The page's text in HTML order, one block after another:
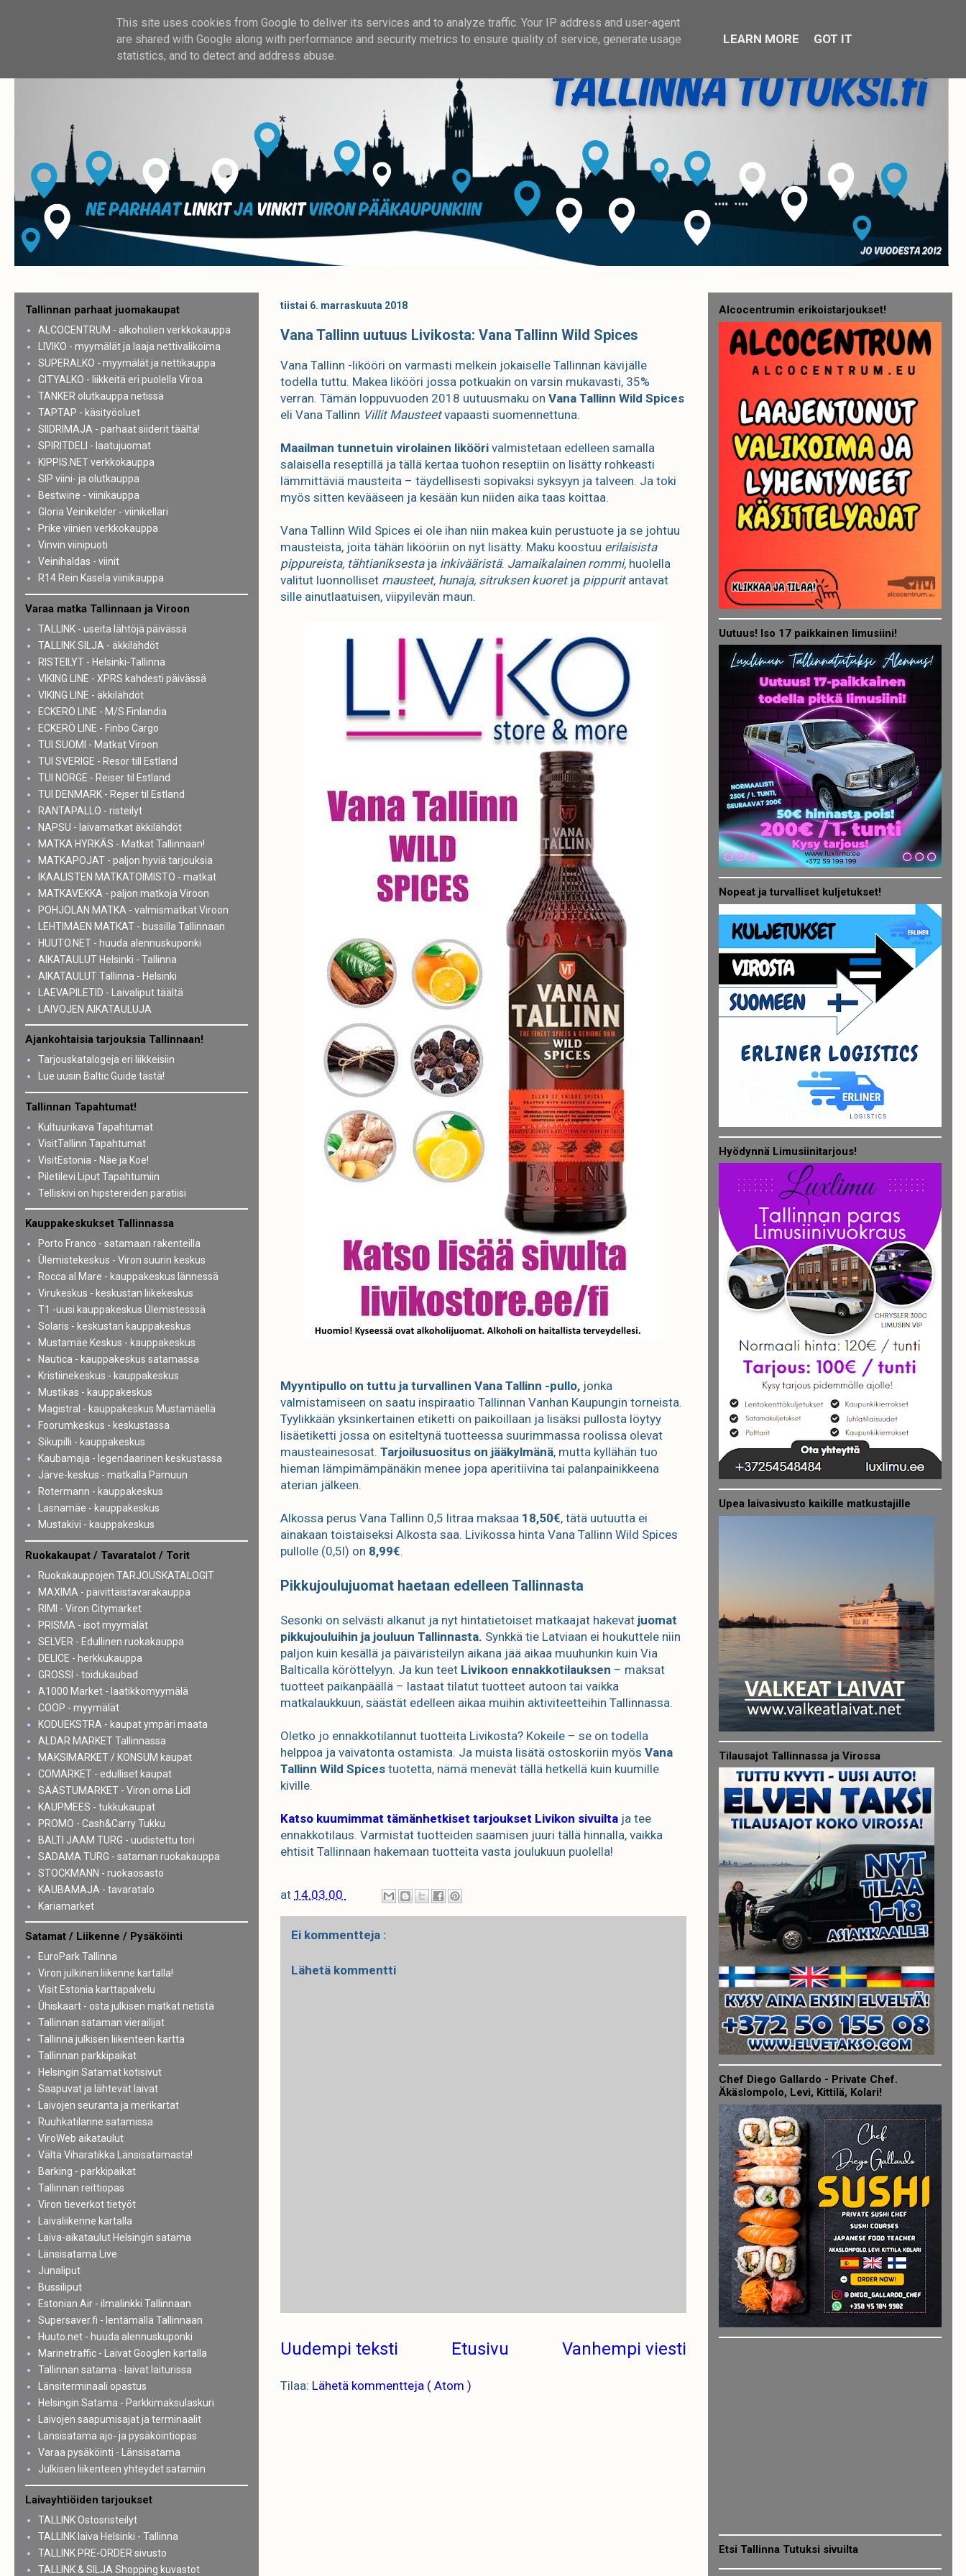
tiistai 6. marraskuuta 2018
Vana Tallinn uutuus Livikosta: Vana Tallinn Wild Spices
Vana Tallinn -likööri on varmasti melkein jokaiselle Tallinnan kävijälle
todella tuttu. Makea likööri jossa potkuakin on varsin mukavasti, 35%
verran. Tämän loppuvuoden 2018 uutuusmaku on Vana Tallinn Wild Spices
eli Vana Tallinn Villit Mausteetvapaasti suomennettuna.
Maailman tunnetuin virolainen likööri valmistetaan edelleen samalla
salaisella reseptillä ja tällä kertaa tuohon reseptiin on lisätty rohkeasti
lämmittäviä mausteita – täydellisesti sopivaksi syksyyn ja talveen. Ja toki
myös sitten kevääseen ja kesään kun niiden aika taas koittaa.
Vana Tallinn Wild Spices ei ole ihan niin makea kuin perustuote ja se johtuu
mausteista, joita tähän likööriin on nyt lisätty. Maku koostuu erilaisista
pippureista, tähtianiksestaja inkivääristä. Jamaikalainen rommi, huolella
valitut luonnolliset mausteet, hunaja, sitruksen kuoretja pippurit antavat
sille ainutlaatuisen, viipyilevän maun.
Myyntipullo on tuttu ja turvallinen Vana Tallinn -pullo, jonka
valmistamiseen on saatu inspiraatio Tallinnan Vanhan Kaupungin torneista.
Tyylikkään yksinkertainen etiketti on paikoillaan ja lisäksi pullosta löytyy
lisäetiketti jossa on esiteltynä tuotteessa suurimmassa roolissa olevat
mausteainesosat. Tarjoilusuositus on jääkylmänä, mutta kyllähän tuo
hieman lämpimämpänäkin menee jopa aperitiivina tai palanpainikkeena
aterian jälkeen.
Alkossa perus Vana Tallinn 0,5 litraa maksaa 18,50€, tätä uutuutta ei
ainakaan toistaiseksi Alkosta saa. Livikossa hinta Vana Tallinn Wild Spices
pullolle (0,5l) on 8,99€.
Pikkujoulujuomat haetaan edelleen Tallinnasta
Sesonki on selvästi alkanut ja nyt hintatietoiset matkaajat hakevat juomat
pikkujouluihin ja jouluun Tallinnasta. Synkkä tie Latviaan ei houkuttele niin
paljon kuin kesällä ja päiväristeilyn aikana jää aikaa muuhunkin kuin Via
Balticalla köröttelyyn. Ja kun teet Livikoon ennakkotilauksen – maksat
tuotteet paikanpäällä – lastaat tilatut tuotteet autoon tai vaikka
matkalaukkuun, säästät edelleen aikaa muihin aktiviteetteihin Tallinnassa.
Oletko jo ennakkotilannut tuotteita Livikosta? Kokeile – se on todella
helppoa ja vaivatonta ostamista. Ja muista lisätä ostoskoriin myös Vana
Tallinn Wild Spices tuotetta, nämä menevät tällä hetkellä kuin kuumille
kiville.
Katso kuumimmat tämänhetkiset tarjoukset Livikon sivuilta ja tee
ennakkotilaus. Varmistat tuotteiden saamisen juuri tällä hinnalla, vaikka
ehtisit Tallinnaan hakemaan tuotteita vasta joulukuun puolella!
at 14.03.00
Ei kommentteja :
Lähetä kommentti
Uudempi teksti Vanhempi viesti
Etusivu
Tilaa: Lähetä kommentteja ( Atom )
Tallinnan parhaat juomakaupat
ALCOCENTRUM - alkoholien verkkokauppa
LIVIKO - myymälät ja laaja nettivalikoima
SUPERALKO - myymälät ja nettikauppa
CITYALKO - liikkeitä eri puolella Viroa
TANKER olutkauppa netissä
TAPTAP - käsityöoluet
SIIDRIMAJA - parhaat siiderit täältä!
SPIRITDELI - laatujuomat
KIPPIS.NET verkkokauppa
SIP viini- ja olutkauppa
Bestwine - viinikauppa
Gloria Veinikelder - viinikellari
Prike viinien verkkokauppa
Vinvin viinipuoti
Veinihaldas - viinit
R14 Rein Kasela viinikauppa
Varaa matka Tallinnaan ja Viroon
TALLINK - useita lähtöjä päivässä
TALLINK SILJA - äkkilähdöt
RISTEILYT - Helsinki-Tallinna
VIKING LINE - XPRS kahdesti päivässä
VIKING LINE - äkkilähdöt
ECKERÖ LINE - M/S Finlandia
ECKERÖ LINE - Finbo Cargo
TUI SUOMI - Matkat Viroon
TUI SVERIGE - Resor till Estland
TUI NORGE - Reiser til Estland
TUI DENMARK - Rejser til Estland
RANTAPALLO - risteilyt
NAPSU - laivamatkat äkkilähdöt
MATKA HYRKÄS - Matkat Tallinnaan!
MATKAPOJAT - paljon hyviä tarjouksia
IKAALISTEN MATKATOIMISTO - matkat
MATKAVEKKA - paljon matkoja Viroon
POHJOLAN MATKA - valmismatkat Viroon
LEHTIMÄEN MATKAT - bussilla Tallinnaan
HUUTO.NET - huuda alennuskuponki
AIKATAULUT Helsinki - Tallinna
AIKATAULUT Tallinna - Helsinki
LAEVAPILETID - Laivaliput täältä
LAIVOJEN AIKATAULUJA
Ajankohtaisia tarjouksia Tallinnaan!
Tarjouskatalogeja eri liikkeisiin
Lue uusin Baltic Guide tästä!
Tallinnan Tapahtumat!
Kultuurikava Tapahtumat
VisitTallinn Tapahtumat
VisitEstonia - Näe ja Koe!
Piletilevi Liput Tapahtumiin
Telliskivi on hipstereiden paratiisi
Kauppakeskukset Tallinnassa
Porto Franco - satamaan rakenteilla
Ülemistekeskus - Viron suurin keskus
Rocca al Mare - kauppakeskus lännessä
Virukeskus - keskustan liikekeskus
T1 -uusi kauppakeskus Ülemistesssä
Solaris - keskustan kauppakeskus
Mustamäe Keskus - kauppakeskus
Nautica - kauppakeskus satamassa
Kristiinekeskus - kauppakeskus
Mustikas - kauppakeskus
Magistral - kauppakeskus Mustamäellä
Foorumkeskus - keskustassa
Sikupilli - kauppakeskus
Kaubamaja - legendaarinen keskustassa
Järve-keskus - matkalla Pärnuun
Rotermann - kauppakeskus
Lasnamäe - kauppakeskus
Mustakivi - kauppakeskus
Ruokakaupat / Tavaratalot / Torit
Ruokakauppojen TARJOUSKATALOGIT
MAXIMA - päivittäistavarakauppa
RIMI - Viron Citymarket
PRISMA - isot myymälät
SELVER - Edullinen ruokakauppa
DELICE - herkkukauppa
GROSSI - toidukaubad
A1000 Market - laatikkomyymälä
COOP - myymälät
KODUEKSTRA - kaupat ympäri maata
ALDAR MARKET Tallinnassa
MAKSIMARKET / KONSUM kaupat
COMARKET - edulliset kaupat
SÄÄSTUMARKET - Viron oma Lidl
KAUPMEES - tukkukaupat
PROMO - Cash&Carry Tukku
BALTI JAAM TURG - uudistettu tori
SADAMA TURG - sataman ruokakauppa
STOCKMANN - ruokaosasto
KAUBAMAJA - tavaratalo
Kariamarket
Satamat / Liikenne / Pysäköinti
EuroPark Tallinna
Viron julkinen liikenne kartalla!
Visit Estonia karttapalvelu
Ühiskaart - osta julkisen matkat netistä
Tallinnan sataman vierailijat
Tallinna julkisen liikenteen kartta
Tallinnan parkkipaikat
Helsingin Satamat kotisivut
Saapuvat ja lähtevät laivat
Laivojen seuranta ja merikartat
Ruuhkatilanne satamissa
ViroWeb aikataulut
Vältä Viharatikka Länsisatamasta!
Barking - parkkipaikat
Tallinnan reittiopas
Viron tieverkot tietyöt
Laivaliikenne kartalla
Laiva-aikataulut Helsingin satama
Länsisatama Live
Junaliput
Bussiliput
Estonian Air - ilmalinkki Tallinnaan
Supersaver.fi - lentämällä Tallinnaan
Huuto.net - huuda alennuskuponki
Marinetraffic - Laivat Googlen kartalla
Tallinnan satama - laivat laiturissa
Länsiterminaali opastus
Helsingin Satama - Parkkimaksulaskuri
Laivojen saapumisajat ja terminaalit
Länsisatama ajo- ja pysäköintiopas
Varaa pysäköinti - Länsisatama
Julkisen liikenteen yhteydet satamiin
Laivayhtiöiden tarjoukset
TALLINK Ostosristeilyt
TALLINK laiva Helsinki - Tallinna
TALLINK PRE-ORDER sivusto
TALLINK & SILJA Shopping kuvastot
Alcocentrumin erikoistarjoukset!
Uutuus! Iso 17 paikkainen limusiini!
Nopeat ja turvalliset kuljetukset!
Hyödynnä Limusiinitarjous!
Upea laivasivusto kaikille matkustajille
Tilausajot Tallinnassa ja Virossa
Chef Diego Gallardo - Private Chef.
Äkäslompolo, Levi, Kittilä, Kolari!
Etsi Tallinna Tutuksi sivuilta
This site uses cookies from Google to deliver its services and to analyze traffic. Your IP address and user-agent
are shared with Google along with performance and security metrics to ensure quality of service, generate usage
statistics, and to detect and address abuse.
LEARN MORE GOT IT